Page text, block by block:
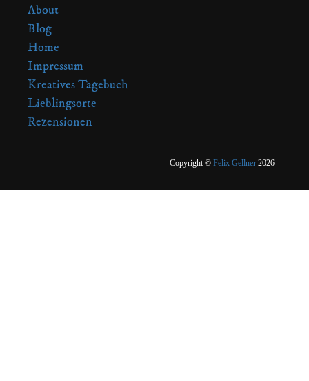
About
Blog
Home
Impressum
Kreatives Tagebuch
Lieblingsorte
Rezensionen
Copyright © Felix Gellner 2026